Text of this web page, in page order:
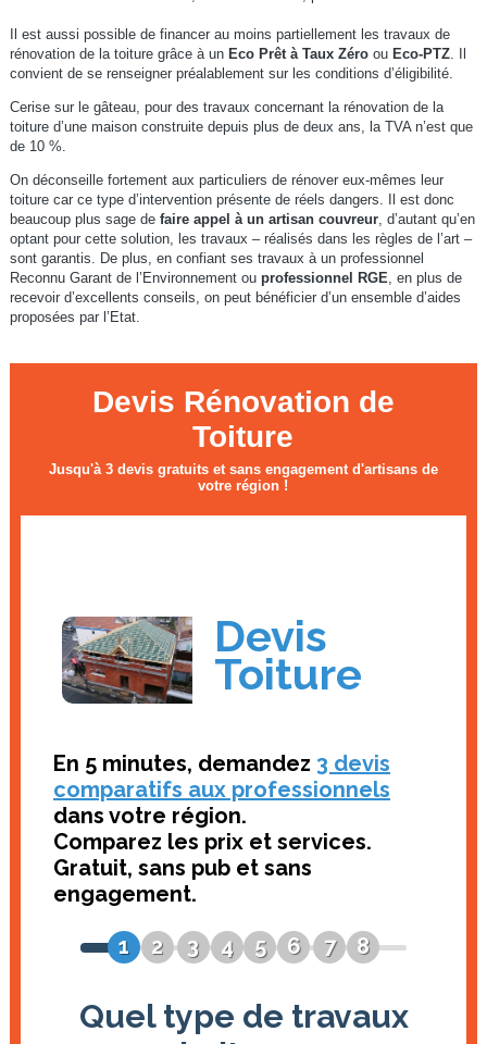
Il est aussi possible de financer au moins partiellement les travaux de
rénovation de la toiture grâce à un Eco Prêt à Taux Zéroou Eco-PTZ. Il
convient de se renseigner préalablement sur les conditions d’éligibilité.
Cerise sur le gâteau, pour des travaux concernant la rénovation de la
toiture d’une maison construite depuis plus de deux ans, la TVA n’est que
de 10 %.
On déconseille fortement aux particuliers de rénover eux-mêmes leur
toiture car ce type d’intervention présente de réels dangers. Il est donc
beaucoup plus sage de faire appel à un artisan couvreur, d’autant qu’en
optant pour cette solution, les travaux – réalisés dans les règles de l’art –
sont garantis. De plus, en confiant ses travaux à un professionnel
Reconnu Garant de l’Environnement ou professionnel RGE, en plus de
recevoir d’excellents conseils, on peut bénéficier d’un ensemble d’aides
proposées par l’Etat.
Devis Rénovation de
Toiture
Jusqu'à 3 devis gratuits et sans engagement d'artisans de
votre région !